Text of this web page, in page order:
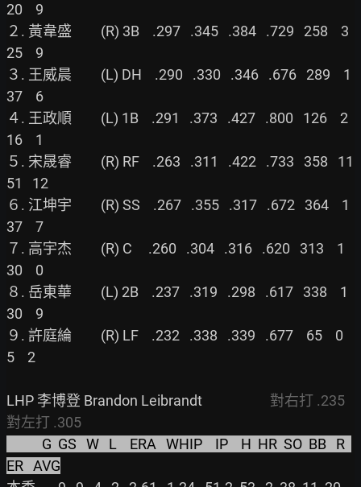
20    9
２. 黃韋盛         (R) 3B    .297   .345   .384   .729   258    3
25    9
３. 王威晨         (L) DH    .290   .330   .346   .676   289    1
37    6
４. 王政順         (L) 1B    .291   .373   .427   .800   126    2
16    1
５. 宋晟睿         (R) RF    .263   .311   .422   .733   358   11
51   12
６. 江坤宇         (R) SS    .267   .355   .317   .672   364    1
37    7
７. 高宇杰         (R) C     .260   .304   .316   .620   313    1
30    0
８. 岳東華         (L) 2B    .237   .319   .298   .617   338    1
30    9
９. 許庭綸         (R) LF    .232   .338   .339   .677    65    0
5    2
LHP 李博登 Brandon Leibrandt 對右打 .235
對左打 .305
ER   AVG